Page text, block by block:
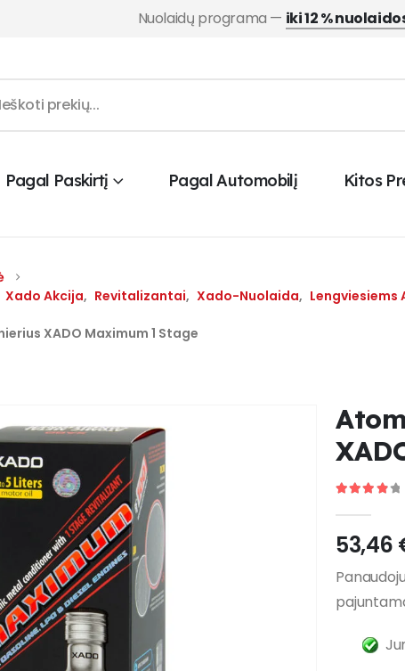
Nuolaidų programa — iki 12 %
Pagal Paskirtį Pagal Automobilį Kitos
Xado Akcija, Revitalizantai, Xado-Nuolaida,
XADO Maximum 1 Stage
53,46